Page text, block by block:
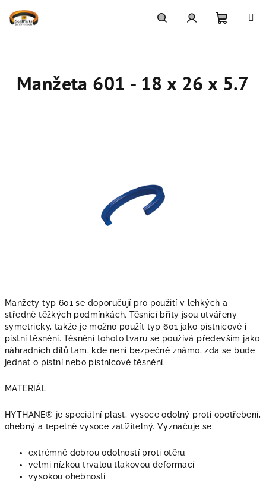
Manžety typ 601 se doporučují pro použití v lehkých a
středně těžkých podmínkách. Těsnicí břity jsou utvářeny
symetricky, takže je možno použít typ 601 jako pístnicové i
pístní těsnění. Těsnění tohoto tvaru se používá především jako
náhradních dílů tam, kde není bezpečně známo, zda se bude
jednat o pístní nebo pístnicové těsnění.
MATERIÁL
HYTHANE® je speciální plast, vysoce odolný proti opotřebení,
ohebný a tepelně vysoce zatížitelný. Vyznačuje se:
extrémně dobrou odolností proti otěru
velmi nízkou trvalou tlakovou deformací
vysokou ohebností
Manžeta 601 - 18 x 26 x 5.7